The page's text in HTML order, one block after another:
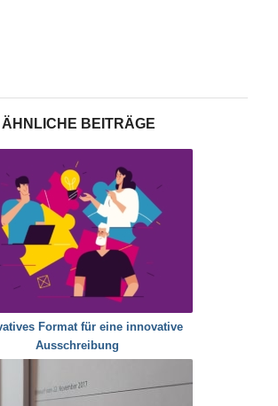
ÄHNLICHE BEITRÄGE
Format für eine innovative
Ausschreibung